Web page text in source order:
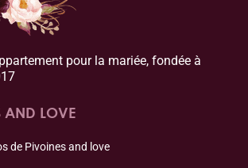
pour la mariée, fondée à
AND LOVE
de Pivoines and love